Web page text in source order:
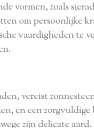
vormen, zoals
om persoonlijke
vaardigheden te
vereist
en een zorgvuldige
zijn delicate aard.